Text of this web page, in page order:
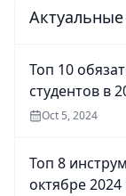
Топ 10
студентов в
Oct 5, 2024
Топ 8
октябре 2024